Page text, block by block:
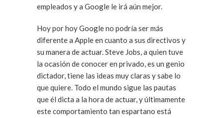
empleados y a Google le irá aún mejor.
Hoy por hoy Google no podría ser más
diferente a Apple en cuanto a sus directivos y
su manera de actuar. Steve Jobs, a quien tuve
la ocasión de conocer en privado, es un genio
dictador, tiene las ideas muy claras y sabe lo
que quiere. Todo el mundo sigue las pautas
que él dicta a la hora de actuar, y últimamente
este comportamiento tan espartano está